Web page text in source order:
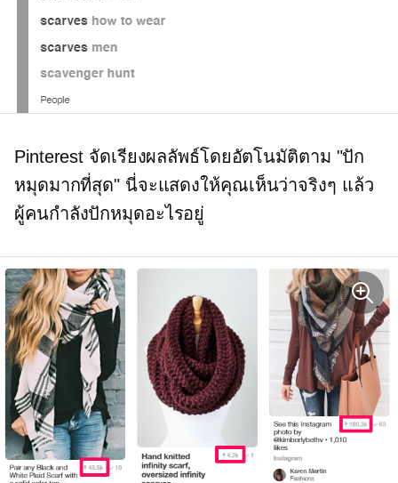
Pinterest จัดเรียงผลลัพธ์โดยอัตโนมัติตาม "ปัก
หมุดมากที่สุด" นี่จะแสดงให้คุณเห็นว่าจริงๆ แล้ว
ผู้คนกำลังปักหมุดอะไรอยู่